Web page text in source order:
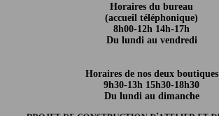
Horaires du bureau
(accueil téléphonique)
8h00-12h 14h-17h
Du lundi au vendredi
Horaires de nos deux boutiques
9h30-13h 15h30-18h30
Du lundi au dimanche